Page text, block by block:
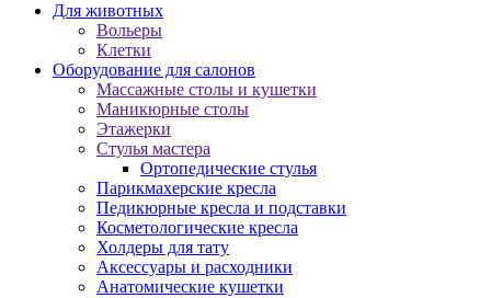
Для животных
Вольеры
Клетки
Оборудование для салонов
Массажные столы и кушетки
Маникюрные столы
Этажерки
Стулья мастера
Ортопедические стулья
Парикмахерские кресла
Педикюрные кресла и подставки
Косметологические кресла
Холдеры для тату
Аксессуары и расходники
Анатомические кушетки